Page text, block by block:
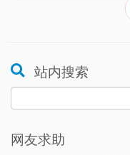
站内搜索
索：
网友求助